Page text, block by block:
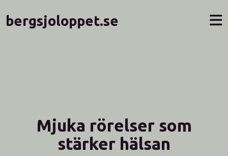
bergsjoloppet.se
Mjuka rörelser som
stärker hälsan